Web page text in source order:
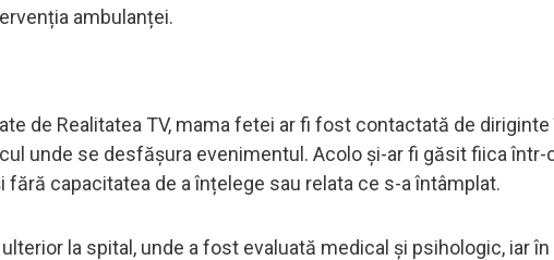
ambulanței.
de Realitatea TV, mama fetei ar fi fost contactată de
unde se desfășura evenimentul. Acolo și-ar fi găsit fiica
fără capacitatea de a înțelege sau relata ce s-a întâmplat.
la spital, unde a fost evaluată medical și psihologic, iar